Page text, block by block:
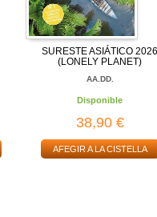
SURESTE ASIÁTICO 2026
(LONELY PLANET)
AA.DD.
Disponible
38,90 €
AFEGIR A LA CISTELLA